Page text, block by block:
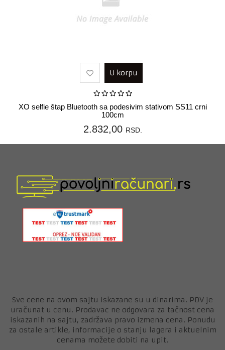
U korpu
XO selfie štap Bluetooth sa podesivim stativom SS11 crni
100cm
2.832,00 RSD.
Sve cene na ovom sajtu iskazane su u dinarima. PDV je
uračunat u cenu. Prodavac ne odgovara za tačnost cena
iskazanih na sajtu, zadržava pravo izmena cena. Ponudu
za ostale artikle, informacije o stanju lagera i aktuelnim
cenama možete dobiti na upit.